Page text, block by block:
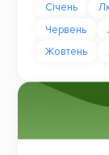
Січень
Червень
Жовтень